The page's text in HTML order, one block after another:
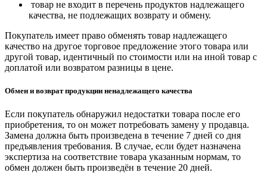
товар не входит в перечень продуктов надлежащего
качества, не подлежащих возврату и обмену.
Покупатель имеет право обменять товар надлежащего
качество на другое торговое предложение этого товара или
другой товар, идентичный по стоимости или на иной товар с
доплатой или возвратом разницы в цене.
Обмен и возврат продукции ненадлежащего качества
Если покупатель обнаружил недостатки товара после его
приобретения, то он может потребовать замену у продавца.
Замена должна быть произведена в течение 7 дней со дня
предъявления требования. В случае, если будет назначена
экспертиза на соответствие товара указанным нормам, то
обмен должен быть произведён в течение 20 дней.